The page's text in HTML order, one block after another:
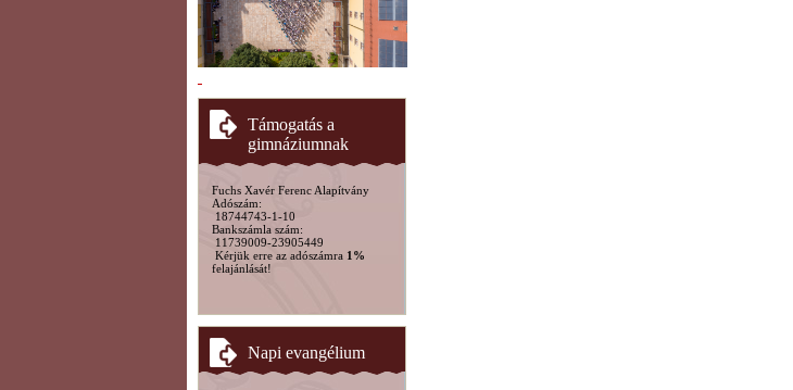
Támogatás a
gimnáziumnak
Fuchs Xavér Ferenc Alapítvány
Adószám:
18744743-1-10
Bankszámla szám:
11739009-23905449
Kérjük erre az adószámra 1%
felajánlását!
Napi evangélium